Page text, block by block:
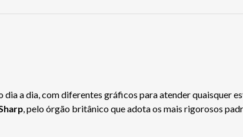
dia a dia, com diferentes gráficos para atender quaisquer
, pelo órgão britânico que adota os mais rigorosos